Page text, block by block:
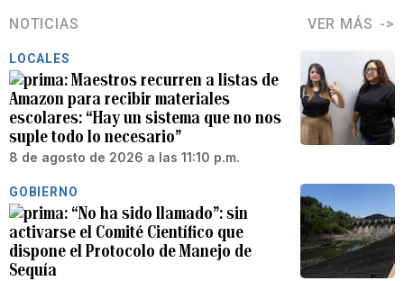
NOTICIAS VER MÁS
LOCALES
Maestros recurren a listas de
Amazon para recibir materiales
escolares: “Hay un sistema que no nos
suple todo lo necesario”
8 de agosto de 2026 a las 11:10 p.m.
GOBIERNO
“No ha sido llamado”: sin
activarse el Comité Científico que
dispone el Protocolo de Manejo de
Sequía